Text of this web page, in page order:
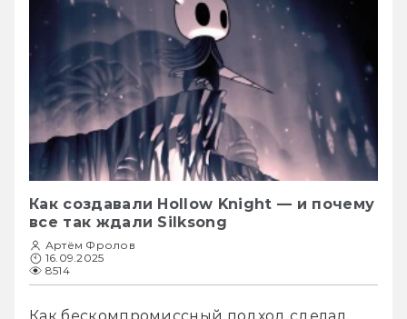
Как создавали Hollow Knight — и почему
все так ждали Silksong
Артём Фролов
16.09.2025
8514